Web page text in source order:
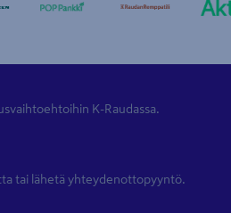
K-Raudassa.
tai lähetä yhteydenottopyyntö.